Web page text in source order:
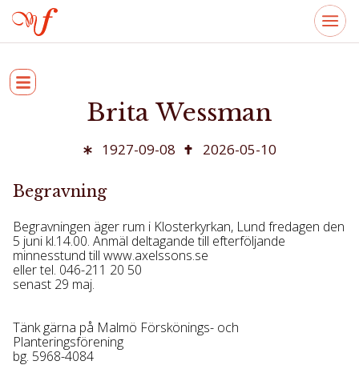
Brita Wessman
1927-09-08 2026-05-10
Begravning
Begravningen äger rum i Klosterkyrkan, Lund fredagen den
5 juni kl.14.00. Anmäl deltagande till efterföljande
minnesstund till www.axelssons.se
eller tel. 046-211 20 50
senast 29 maj.
Tänk gärna på Malmö Förskönings- och
Planteringsförening
bg. 5968-4084